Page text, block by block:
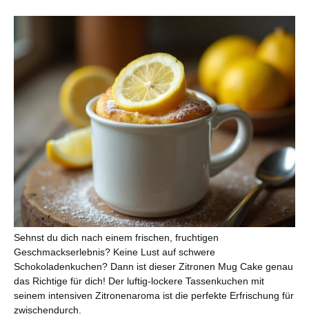
Sehnst du dich nach einem frischen, fruchtigen
Geschmackserlebnis? Keine Lust auf schwere
Schokoladenkuchen? Dann ist dieser Zitronen Mug Cake genau
das Richtige für dich! Der luftig-lockere Tassenkuchen mit
seinem intensiven Zitronenaroma ist die perfekte Erfrischung für
zwischendurch.